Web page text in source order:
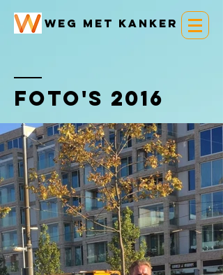
Weg met kanker
foto's 2016